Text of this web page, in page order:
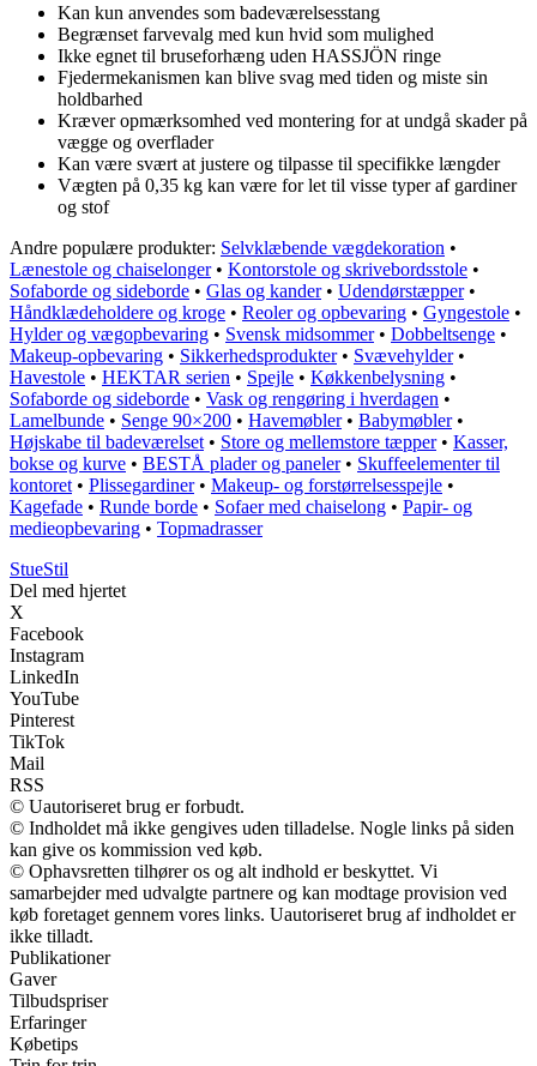
Kan kun anvendes som badeværelsesstang
Begrænset farvevalg med kun hvid som mulighed
Ikke egnet til bruseforhæng uden HASSJÖN ringe
Fjedermekanismen kan blive svag med tiden og miste sin
holdbarhed
Kræver opmærksomhed ved montering for at undgå skader på
vægge og overflader
Kan være svært at justere og tilpasse til specifikke længder
Vægten på 0,35 kg kan være for let til visse typer af gardiner
og stof
Andre populære produkter: Selvklæbende vægdekoration •
Lænestole og chaiselonger• Kontorstole og skrivebordsstole •
Sofaborde og sideborde • Glas og kander• Udendørstæpper•
Håndklædeholdere og kroge • Reoler og opbevaring • Gyngestole •
Hylder og vægopbevaring • Svensk midsommer• Dobbeltsenge •
Makeup-opbevaring • Sikkerhedsprodukter• Svævehylder•
Havestole • HEKTAR serien • Spejle • Køkkenbelysning •
Sofaborde og sideborde • Vask og rengøring i hverdagen •
Lamelbunde • Senge 90×200 • Havemøbler• Babymøbler•
Højskabe til badeværelset • Store og mellemstore tæpper• Kasser,
bokse og kurve • BESTÅ plader og paneler• Skuffeelementer til
kontoret • Plissegardiner• Makeup- og forstørrelsesspejle •
Kagefade • Runde borde • Sofaer med chaiselong • Papir- og
medieopbevaring • Topmadrasser
StueStil
Del med hjertet
X
Facebook
Instagram
LinkedIn
YouTube
Pinterest
TikTok
Mail
RSS
© Uautoriseret brug er forbudt.
© Indholdet må ikke gengives uden tilladelse. Nogle links på siden
kan give os kommission ved køb.
© Ophavsretten tilhører os og alt indhold er beskyttet. Vi
samarbejder med udvalgte partnere og kan modtage provision ved
køb foretaget gennem vores links. Uautoriseret brug af indholdet er
ikke tilladt.
Publikationer
Gaver
Tilbudspriser
Erfaringer
Købetips